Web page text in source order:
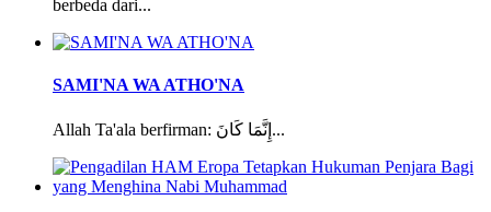
berbeda dari...
SAMI'NA WA ATHO'NA
Allah Ta'ala berfirman: إِنَّمَا كَانَ...